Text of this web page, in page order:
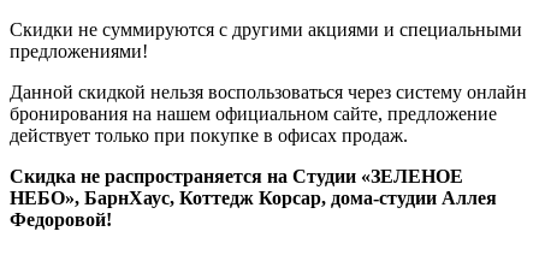
Скидки не суммируются с другими акциями и специальными
предложениями!
Данной скидкой нельзя воспользоваться через систему онлайн
бронирования на нашем официальном сайте, предложение
действует только при покупке в офисах продаж.
Скидка не распространяется на Студии «ЗЕЛЕНОЕ
НЕБО», БарнХаус, Коттедж Корсар, дома-студии Аллея
Федоровой!